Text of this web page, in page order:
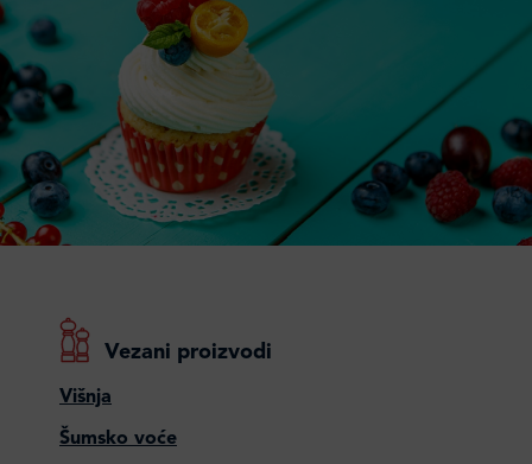
Vezani proizvodi
Višnja
Šumsko voće